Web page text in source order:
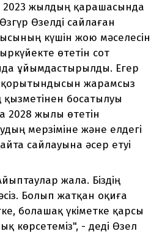
жылдың қарашасында
Өзелді сайлаған
күшін жою мәселесін
өтетін сот
ұйымдастырылды. Егер
қорытындысын жарамсыз
қызметінен босатылуы
2028 жылы өтетін
мерзіміне және елдегі
сайлауына әсер етуі
жала. Біздің
Болып жатқан оқиға
болашақ үкіметке қарсы
көрсетеміз", - деді Өзел